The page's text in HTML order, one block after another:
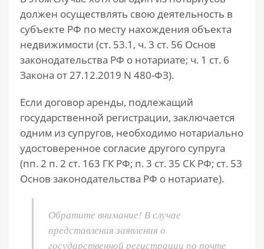
должен осуществлять свою деятельность в
субъекте РФ по месту нахождения объекта
недвижимости (ст. 53.1, ч. 3 ст. 56 Основ
законодательства РФ о нотариате; ч. 1 ст. 6
Закона от 27.12.2019 N 480-ФЗ).
Если договор аренды, подлежащий
государственной регистрации, заключается
одним из супругов, необходимо нотариально
удостоверенное согласие другого супруга
(пп. 2 п. 2 ст. 163 ГК РФ; п. 3 ст. 35 СК РФ; ст. 53
Основ законодательства РФ о нотариате).
Обратите внимание! В случае
представления заявления о
государственной регистрации по почте